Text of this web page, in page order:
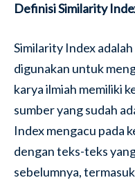
Definisi Similarity
Similarity Index
digunakan untuk
karya ilmiah memiliki
sumber yang sudah
Index mengacu pada
dengan teks-teks
sebelumnya,